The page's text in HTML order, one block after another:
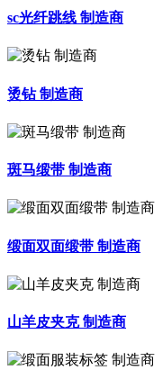
sc光纤跳线 制造商
烫钻 制造商
斑马缎带 制造商
缎面双面缎带 制造商
山羊皮夹克 制造商